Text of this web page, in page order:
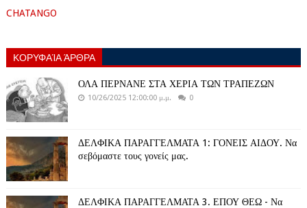
CHATANGO
ΚΟΡΥΦΑΊΑ ΆΡΘΡΑ
ΟΛΑ ΠΕΡΝΑΝΕ ΣΤΑ ΧΕΡΙΑ ΤΩΝ ΤΡΑΠΕΖΩΝ
10/26/2025 12:00:00 μ.μ. 0
ΔΕΛΦΙΚΑ ΠΑΡΑΓΓΕΛΜΑΤΑ 1: ΓΟΝΕΙΣ ΑΙΔΟΥ. Να
σεβόμαστε τους γονείς μας.
ΔΕΛΦΙΚΑ ΠΑΡΑΓΓΕΛΜΑΤΑ 3. ΕΠΟΥ ΘΕΩ - Να